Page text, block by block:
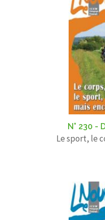
N° 230 -
Le sport, le